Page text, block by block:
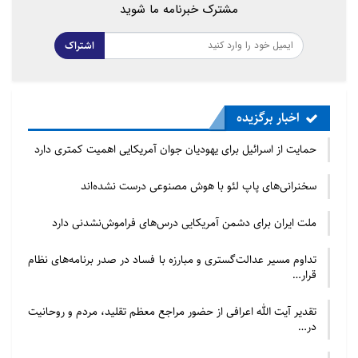
مشترک خبرنامه ما شوید
اشتراک
اخبار برگزیده
حمایت از اسرائیل برای یهودیان جوان آمریکایی اهمیت کمتری دارد
سخنرانی‌های پاپ لئو با هوش مصنوعی درست نشده‌اند
ملت ایران برای دشمن آمریکایی درس‌های فراموش‌نشدنی دارد
تداوم مسیر عدالت‌گستری و مبارزه با فساد در صدر برنامه‌های نظام
قرار…
تقدیر آیت الله اعرافی از حضور مراجع معظم تقلید، مردم و روحانیت
در…